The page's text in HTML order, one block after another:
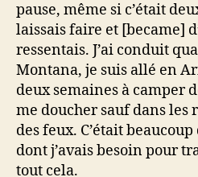
pause, même si c’était
laissais faire et [became]
ressentais. J’ai conduit
Montana, je suis allé en
deux semaines à camper
me doucher sauf dans
des feux. C’était
dont j’avais besoin pour
tout cela.